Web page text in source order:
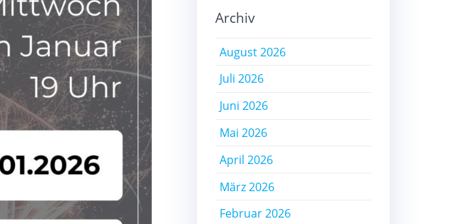
Archiv
August 2026
Juli 2026
Juni 2026
Mai 2026
April 2026
März 2026
Februar 2026